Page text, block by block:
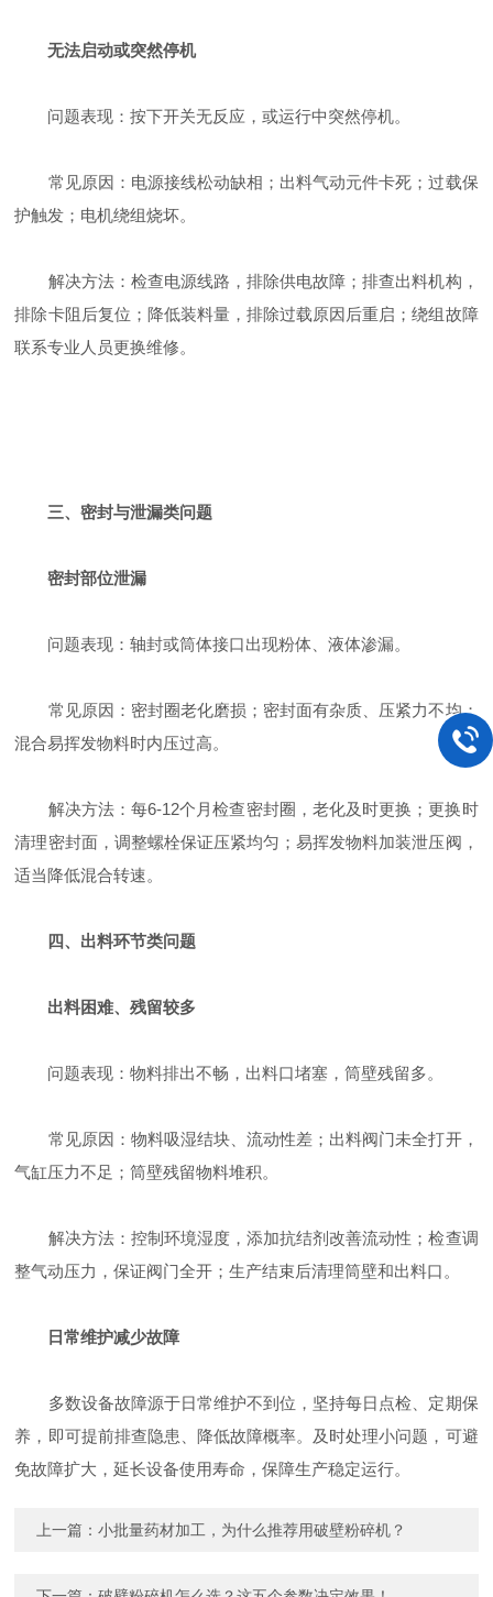
无法启动或突然停机
‌问题表现‌：按下开关无反应，或运行中突然停机。
‌常见原因‌：电源接线松动缺相；出料气动元件卡死；过载保
护触发；电机绕组烧坏。
‌解决方法‌：检查电源线路，排除供电故障；排查出料机构，
排除卡阻后复位；降低装料量，排除过载原因后重启；绕组故障
联系专业人员更换维修。
三、密封与泄漏类问题
密封部位泄漏
‌问题表现‌：轴封或筒体接口出现粉体、液体渗漏。
‌常见原因‌：密封圈老化磨损；密封面有杂质、压紧力不均；
混合易挥发物料时内压过高。
‌解决方法‌：每6-12个月检查密封圈，老化及时更换；更换时
清理密封面，调整螺栓保证压紧均匀；易挥发物料加装泄压阀，
适当降低混合转速。
四、出料环节类问题
出料困难、残留较多
‌问题表现‌：物料排出不畅，出料口堵塞，筒壁残留多。
‌常见原因‌：物料吸湿结块、流动性差；出料阀门未全打开，
气缸压力不足；筒壁残留物料堆积。
‌解决方法‌：控制环境湿度，添加抗结剂改善流动性；检查调
整气动压力，保证阀门全开；生产结束后清理筒壁和出料口。
日常维护减少故障
多数设备故障源于日常维护不到位，坚持每日点检、定期保
养，即可提前排查隐患、降低故障概率。及时处理小问题，可避
免故障扩大，延长设备使用寿命，保障生产稳定运行。
上一篇：小批量药材加工，为什么推荐用破壁粉碎机？